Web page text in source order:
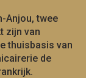
Anjou, twee
zijn van
thuisbasis van
de